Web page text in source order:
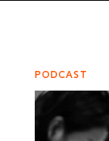
PODCAST